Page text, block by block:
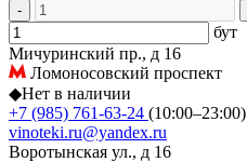
-
бут
Мичуринский пр., д 16
Ломоносовский проспект
◆Нет в наличии
+7 (985) 761-63-24 (10:00–23:00)
vinoteki.ru@yandex.ru
Воротынская ул., д 16